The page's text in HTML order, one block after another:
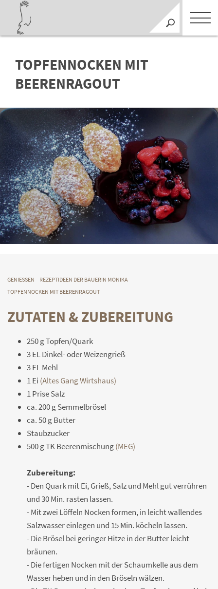
TOPFENNOCKEN MIT
BEERENRAGOUT
GENIESSEN
REZEPTIDEEN DER BÄUERIN MONIKA
TOPFENNOCKEN MIT BEERENRAGOUT
ZUTATEN & ZUBEREITUNG
250 g Topfen/Quark
3 EL Dinkel- oder Weizengrieß
3 EL Mehl
1 Ei (Altes Gang Wirtshaus)
1 Prise Salz
ca. 200 g Semmelbrösel
ca. 50 g Butter
Staubzucker
500 g TK Beerenmischung(MEG)
Zubereitung:
- Den Quark mit Ei, Grieß, Salz und Mehl gut verrühren
und 30 Min. rasten lassen.
- Mit zwei Löffeln Nocken formen, in leicht wallendes
Salzwasser einlegen und 15 Min. köcheln lassen.
- Die Brösel bei geringer Hitze in der Butter leicht
bräunen.
- Die fertigen Nocken mit der Schaumkelle aus dem
Wasser heben und in den Bröseln wälzen.